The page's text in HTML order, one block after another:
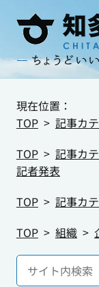
現在位置：
TOP
記事カ
TOP
記事カ
記者発表
TOP
記事カ
TOP
組織